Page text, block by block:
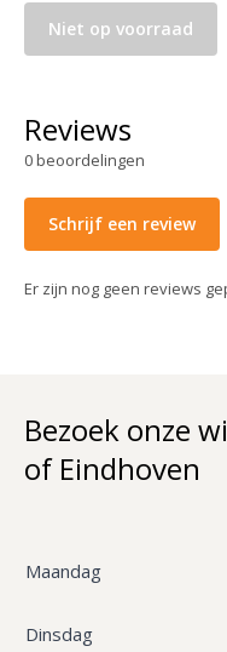
Niet op voorraad
Reviews
0beoordelingen
Schrijf een review
Er zijn nog geen reviews
Bezoek onze
of Eindhoven
Maandag
Dinsdag